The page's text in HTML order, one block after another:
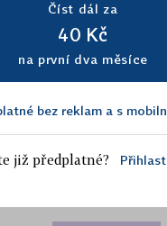
Číst dál za
40 Kč
na první dva měsíce
bez reklam a s
již předplatné?